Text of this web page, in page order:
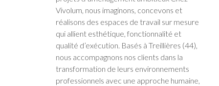
Vivolum, nous imaginons, concevons et
réalisons des espaces de travail sur mesure
qui allient esthétique, fonctionnalité et
qualité d’exécution. Basés à Treillières (44),
nous accompagnons nos clients dans la
transformation de leurs environnements
professionnels avec une approche humaine,